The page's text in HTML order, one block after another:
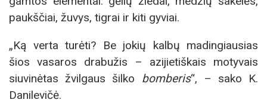
paukščiai, žuvys, tigrai ir kiti gyviai.
„Ką verta turėti? Be jokių kalbų madingiausias
šios vasaros drabužis – azijietiškais motyvais
siuvinėtas žvilgaus šilko bomberis“, – sako K.
Danilevičė.